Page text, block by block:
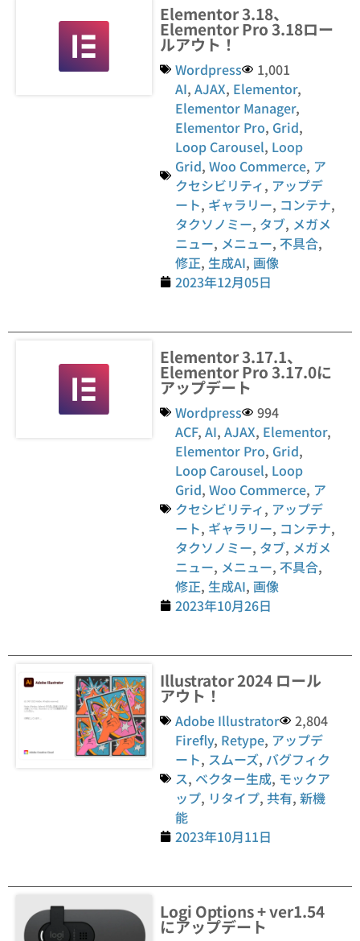
Elementor 3.18、
Elementor Pro 3.18ロー
ルアウト！
Wordpress
1,001
AI,AJAX, Elementor,
Elementor Manager,
Elementor Pro, Grid,
Loop Carousel, Loop
Grid,Woo Commerce, ア
クセシビリティ, アップデ
ート, ギャラリー, コンテナ,
タクソノミー, タブ, メガメ
ニュー, メニュー, 不具合,
修正, 生成AI, 画像
2023年12月05日
Elementor 3.17.1、
Elementor Pro 3.17.0に
アップデート
Wordpress
994
ACF,AI,AJAX, Elementor,
Elementor Pro, Grid,
Loop Carousel, Loop
Grid,Woo Commerce, ア
クセシビリティ, アップデ
ート, ギャラリー, コンテナ,
タクソノミー, タブ, メガメ
ニュー, メニュー, 不具合,
修正, 生成AI, 画像
2023年10月26日
Illustrator 2024 ロール
アウト！
Adobe Illustrator
2,804
Firefly, Retype, アップデ
ート, スムーズ, バグフィク
ス, ベクター生成, モックア
ップ, リタイプ,共有,新機
能
2023年10月11日
Logi Options + ver1.54
にアップデート